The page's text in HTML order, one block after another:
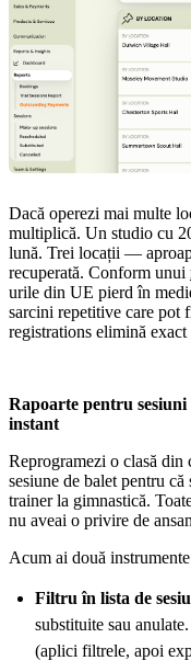
Dacă operezi mai multe
multiplică. Un studio cu
lună. Trei locații —
recuperată. Conform unui
urile din UE pierd în
sarcini repetitive care pot
registrations elimină exact
Rapoarte pentru
instant
Reprogramezi o clasă
sesiune de balet pentru
trainer la gimnastică.
nu aveai o privire de
Acum ai două
Filtru în lista de
substituite sau
(aplici filtrele, apoi